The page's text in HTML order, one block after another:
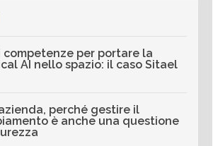
competenze per portare la
AI nello spazio: il caso Sitael
perché gestire il
è anche una questione